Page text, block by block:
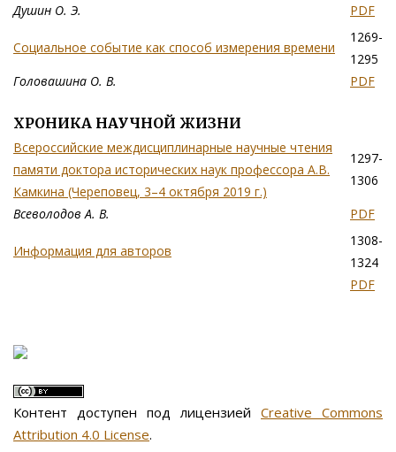
Душин О. Э.
PDF
Социальное событие как способ измерения времени
1269-
1295
Головашина О. В.
PDF
ХРОНИКА НАУЧНОЙ ЖИЗНИ
Всероссийские междисциплинарные научные чтения
памяти доктора исторических наук профессора А.В.
Камкина (Череповец, 3–4 октября 2019 г.)
1297-
1306
Всеволодов А. В.
PDF
Информация для авторов
1308-
1324
PDF
Контент доступен под лицензией Creative Commons
Attribution 4.0 License.